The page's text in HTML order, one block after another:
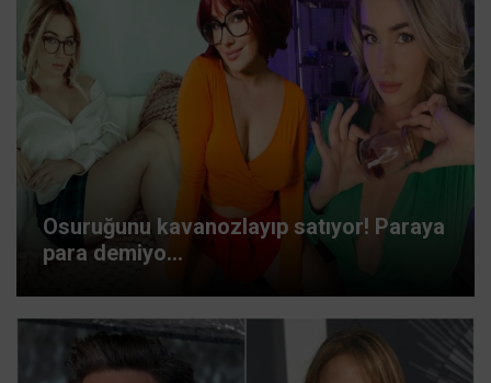
Osuruğunu kavanozlayıp satıyor! Paraya
para demiyo...